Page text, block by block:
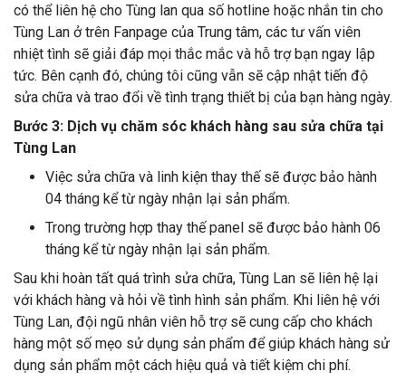
có thể liên hệ cho Tùng lan qua số hotline hoặc nhắn tin cho
Tùng Lan ở trên Fanpage của Trung tâm, các tư vấn viên
nhiệt tình sẽ giải đáp mọi thắc mắc và hỗ trợ bạn ngay lập
tức. Bên cạnh đó, chúng tôi cũng vẫn sẽ cập nhật tiến độ
sửa chữa và trao đổi về tình trạng thiết bị của bạn hàng ngày.
Bước 3: Dịch vụ chăm sóc khách hàng sau sửa chữa tại
Tùng Lan
Việc sửa chữa và linh kiện thay thế sẽ được bảo hành
04 tháng kể từ ngày nhận lại sản phẩm.
Trong trường hợp thay thế panel sẽ được bảo hành 06
tháng kể từ ngày nhận lại sản phẩm.
Sau khi hoàn tất quá trình sửa chữa, Tùng Lan sẽ liên hệ lại
với khách hàng và hỏi về tình hình sản phẩm. Khi liên hệ với
Tùng Lan, đội ngũ nhân viên hỗ trợ sẽ cung cấp cho khách
hàng một số mẹo sử dụng sản phẩm để giúp khách hàng sử
dụng sản phẩm một cách hiệu quả và tiết kiệm chi phí.